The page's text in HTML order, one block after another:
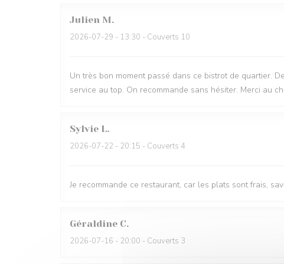
Julien M
2026-07-29 - 13:30 - Couverts 10
Un très bon moment passé dans ce bistrot de quartier.
service au top. On recommande sans hésiter. Merci au
Sylvie L
2026-07-22 - 20:15 - Couverts 4
Je recommande ce restaurant, car les plats sont frais,
Géraldine C
2026-07-16 - 20:00 - Couverts 3